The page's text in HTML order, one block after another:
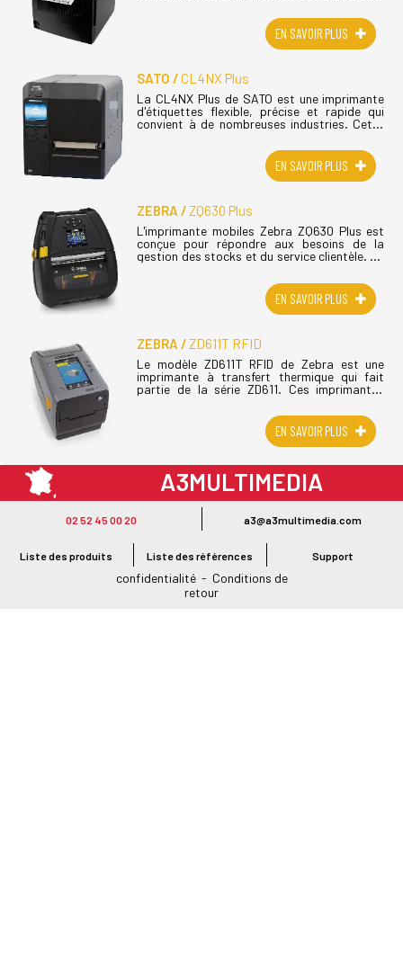
facilité d'utilisation d'une imprimante (...)
EN SAVOIR PLUS
SATO CL4NX Plus
La CL4NX Plus de SATO est une imprimante
d'étiquettes flexible, précise et rapide qui
convient à de nombreuses industries. Cette
écran couleur et de nombreuses (...)
EN SAVOIR PLUS
ZEBRA ZQ630 Plus
L'imprimante mobiles Zebra ZQ630 Plus est
conçue pour répondre aux besoins de la
gestion des stocks et du service clientèle. La
ZQ600 combine une technologie avancée, (...)
EN SAVOIR PLUS
ZEBRA ZD611T RFID
Le modèle ZD611T RFID de Zebra est une
imprimante à transfert thermique qui fait
partie de la série ZD611. Ces imprimantes
conçues pour une utilisation quotidienne
EN SAVOIR PLUS
A3MULTIMEDIA
LE SPÉCIALISTE MATÉRIEL ET LOGICIEL CODE BARRE
Intervention sur tout le territoire : Cholet - Nantes - Angers - Rennes - Le
Mans - Bordeaux - Paris - Lille - Brest - Toulouse - Marseille - Poitiers -
Caen - Lyon - Reims - Lorient - Vannes - Quimper - Rouen
02 52 45 00 20 a3@a3multimedia.com
Liste des produits Liste des références Support
Mentions légales-Politique de
confidentialité- Conditions de
retour